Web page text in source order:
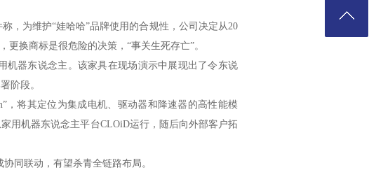
，为维护“娃哈哈”品牌使用的合规性，公司决定从20
换商标是很危险的决策，“事关生死存亡”。
机器东说念主。该家具在现场演示中展现出了令东说
阶段。
，将其定位为集成电机、驱动器和降速器的高性能模
用机器东说念主平台CLOiD运行，随后向外部客户拓
同联动，有望杀青全链路布局。